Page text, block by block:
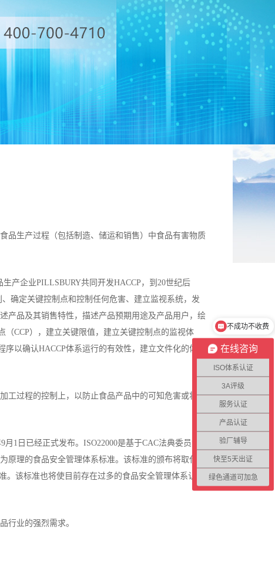
品生产过程（包括制造、储运和销售）中食品有害物质
产企业PILLSBURY共同开发HACCP，到20世纪后
确定关键控制点和控制任何危害、建立监视系统，发
产品及其销售特性，描述产品预期用途及产品用户，绘
CCP），建立关键限值，建立关键控制点的监视体
以确认HACCP体系运行的有效性，建立文件化的体
工过程的控制上，以防止食品产品中的可知危害或将其
1日已经正式发布。ISO22000是基于CAC法典委员会
原理的食品安全管理体系标准。该标准的颁布将取代目
该标准也将使目前存在过多的食品安全管理体系认证
行业的强烈需求。
在线咨询
ISO体系认证
3A评级
服务认证
产品认证
验厂辅导
快至5天出证
绿色通道可加急
全国范围均可受理